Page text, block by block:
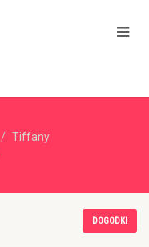
Tiffany
DOGODKI